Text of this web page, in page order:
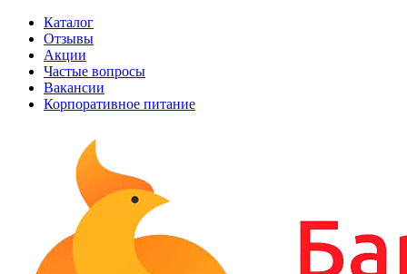
Каталог
Отзывы
Акции
Частые вопросы
Вакансии
Корпоративное питание